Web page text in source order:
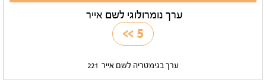
ערך נומרולוגי לשם אייר
5
>>
ערך בגימטריה לשם אייר 221